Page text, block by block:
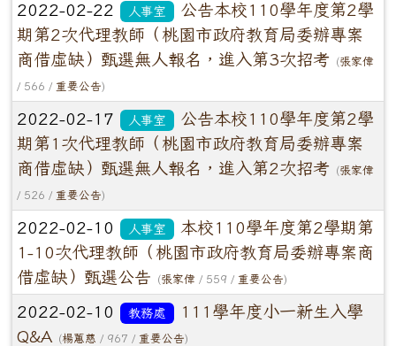
2022-02-22 人事室
公告本校110學年度第2學
期第2次代理教師（桃園市政府教育局委辦專案
商借虛缺）甄選無人報名，進入第3次招考
(張家偉
/ 566 / 重要公告)
2022-02-17 人事室
公告本校110學年度第2學
期第1次代理教師（桃園市政府教育局委辦專案
商借虛缺）甄選無人報名，進入第2次招考
(張家偉
/ 526 / 重要公告)
2022-02-10 人事室
本校110學年度第2學期第
1-10次代理教師（桃園市政府教育局委辦專案商
借虛缺）甄選公告
(張家偉 / 559 / 重要公告)
2022-02-10 教務處
111學年度小一新生入學
Q&A
(楊蕙慈 / 967 / 重要公告)